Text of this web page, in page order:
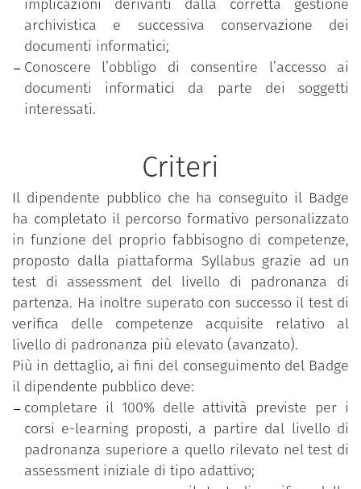
implicazioni derivanti dalla corretta gestione
archivistica e successiva conservazione dei
documenti informatici;
Conoscere l’obbligo di consentire l’accesso ai
documenti informatici da parte dei soggetti
interessati.
Criteri
Il dipendente pubblico che ha conseguito il Badge
ha completato il percorso formativo personalizzato
in funzione del proprio fabbisogno di competenze,
proposto dalla piattaforma Syllabus grazie ad un
test di assessment del livello di padronanza di
partenza. Ha inoltre superato con successo il test di
verifica delle competenze acquisite relativo al
livello di padronanza più elevato (avanzato).
Più in dettaglio, ai fini del conseguimento del Badge
il dipendente pubblico deve:
completare il 100% delle attività previste per i
corsi e-learning proposti, a partire dal livello di
padronanza superiore a quello rilevato nel test di
assessment iniziale di tipo adattivo;